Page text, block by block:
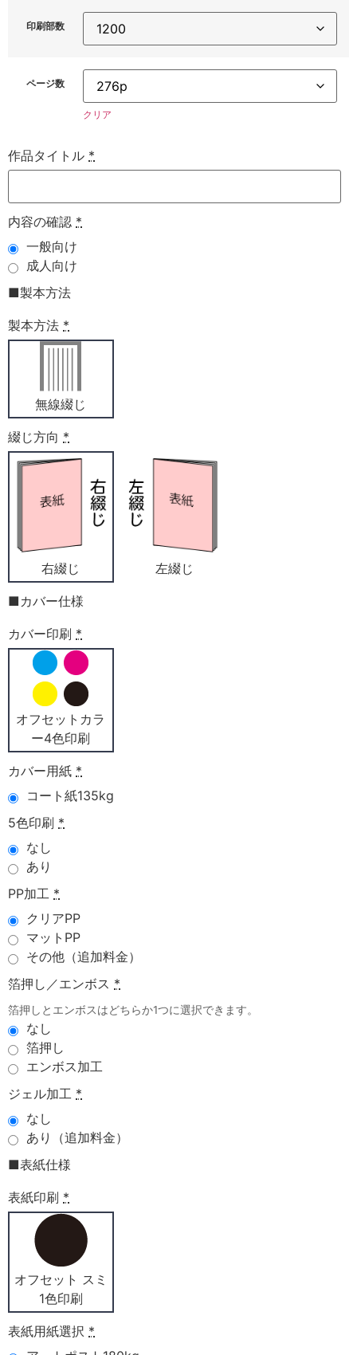
印刷部数
ページ数
クリア
作品タイトル *
内容の確認 *
一般向け
成人向け
■製本方法
製本方法 *
無線綴じ
綴じ方向 *
右綴じ 左綴じ
■カバー仕様
カバー印刷 *
オフセットカラ
ー4色印刷
カバー用紙 *
コート紙135kg
5色印刷 *
なし
あり
PP加工 *
クリアPP
マットPP
その他（追加料金）
箔押し／エンボス *
箔押しとエンボスはどちらか1つに選択できます。
なし
箔押し
エンボス加工
ジェル加工 *
なし
あり（追加料金）
■表紙仕様
表紙印刷 *
オフセット スミ
1色印刷
表紙用紙選択 *